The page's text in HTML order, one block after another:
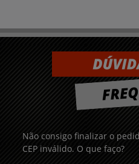
Não consigo finalizar o
CEP inválido. O que faço?